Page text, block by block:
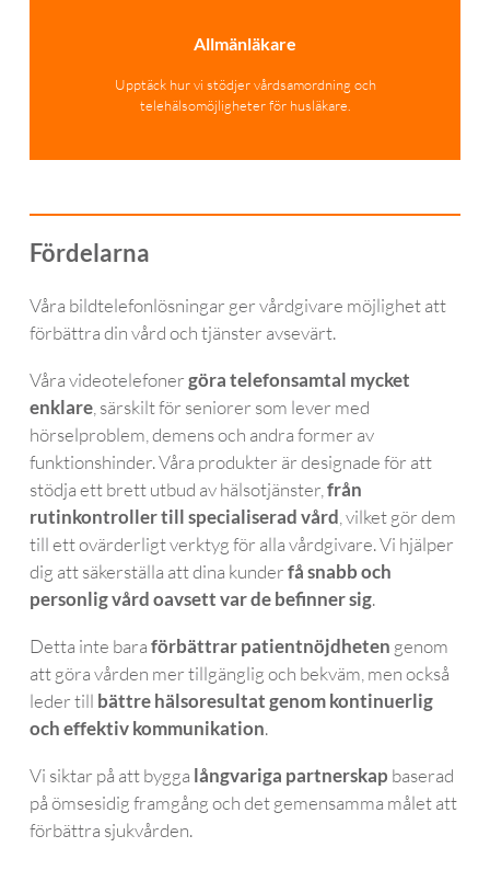
Allmänläkare
Upptäck hur vi stödjer vårdsamordning och
telehälsomöjligheter för husläkare.
Fördelarna
Våra bildtelefonlösningar ger vårdgivare möjlighet att
förbättra din vård och tjänster avsevärt.
Våra videotelefonergöra telefonsamtal mycket
enklare , särskilt för seniorer som lever med
hörselproblem, demens och andra former av
funktionshinder. Våra produkter är designade för att
stödja ett brett utbud av hälsotjänster, från
rutinkontroller till specialiserad vård , vilket gör dem
till ett ovärderligt verktyg för alla vårdgivare. Vi hjälper
dig att säkerställa att dina kunderfå snabb och
personlig vård oavsett var de befinner sig.
Detta inte baraförbättrar patientnöjdheten genom
att göra vården mer tillgänglig och bekväm, men också
leder till bättre hälsoresultat genom kontinuerlig
och effektiv kommunikation.
Vi siktar på att bygga långvariga partnerskap baserad
på ömsesidig framgång och det gemensamma målet att
förbättra sjukvården.